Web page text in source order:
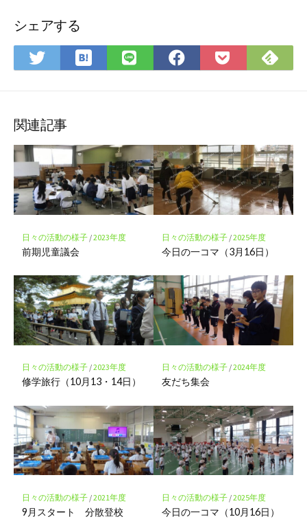
シェアする
Twitter
で
ア
は
て
ク
マ
ー
ク
に
保
存
LINE
で
Facebook
で
Pocket
に
で
関連記事
日々の活動の様子/2023年度
前期児童議会
日々の活動の様子/2025年度
今日の一コマ（3月16日）
日々の活動の様子/2023年度
修学旅行（10月13・14日）
日々の活動の様子/2024年度
友だち集会
日々の活動の様子/2021年度
9月スタート 分散登校
日々の活動の様子/2025年度
今日の一コマ（10月16日）